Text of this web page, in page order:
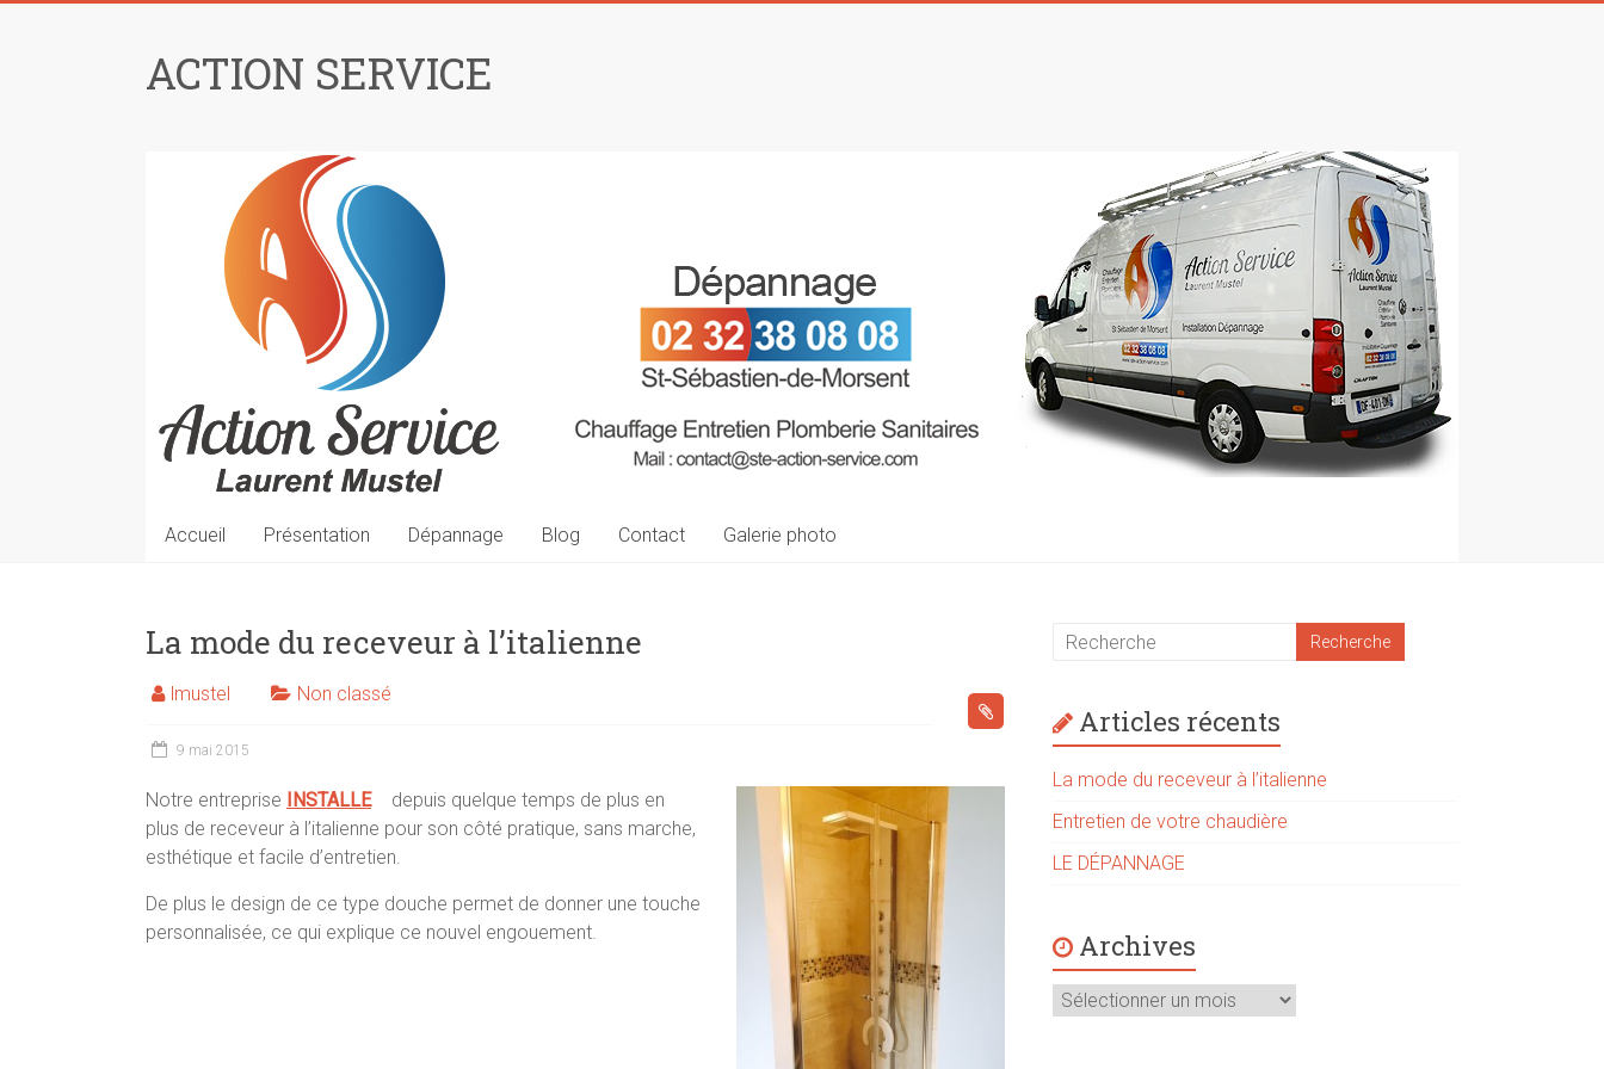
ACTION SERVICE
Accueil Présentation Dépannage Blog Contact Galerie photo
La mode du receveur à l’italienne
lmustel Non classé
9 mai 2015
Notre entreprise INSTALLE
depuis quelque temps de plus en
plus de receveur à l’italienne pour son côté pratique, sans marche,
esthétique et facile d’entretien.
De plus le design de ce type douche permet de donner une touche
personnalisée, ce qui explique ce nouvel engouement.
Articles récents
La mode du receveur à l’italienne
Entretien de votre chaudière
LE DÉPANNAGE
Archives